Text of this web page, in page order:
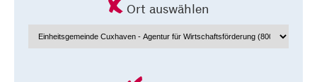
Ort auswählen